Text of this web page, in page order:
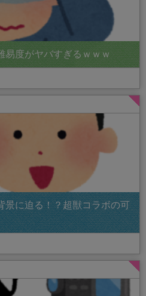
易度がヤバすぎるｗｗｗ
景に迫る！？超獣コラボの可